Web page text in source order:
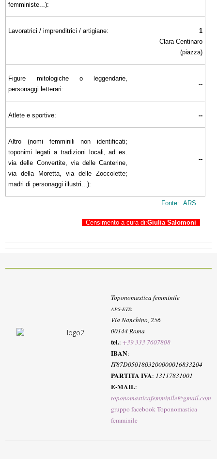
femministe...):
Lavoratrici / imprenditrici / artigiane:
1
Clara Centinaro
(piazza)
Figure mitologiche o leggendarie,
personaggi letterari:
--
Atlete e sportive: --
Altro (nomi femminili non identificati;
toponimi legati a tradizioni locali, ad es.
via delle Convertite, via delle Canterine,
via della Moretta, via delle Zoccolette;
madri di personaggi illustri...):
--
Fonte: ARS
Censimento a cura di:Giulia Salomoni
Toponomastica femminile
APS-ETS:
Via Nanchino, 256
00144 Roma
tel.:+39 333 7607808
IBAN:
IT87D0501803200000016833204
PARTITA IVA: 13117831001
E-MAIL:
toponomasticafemminile@gmail.com
gruppo facebook Toponomastica
femminile